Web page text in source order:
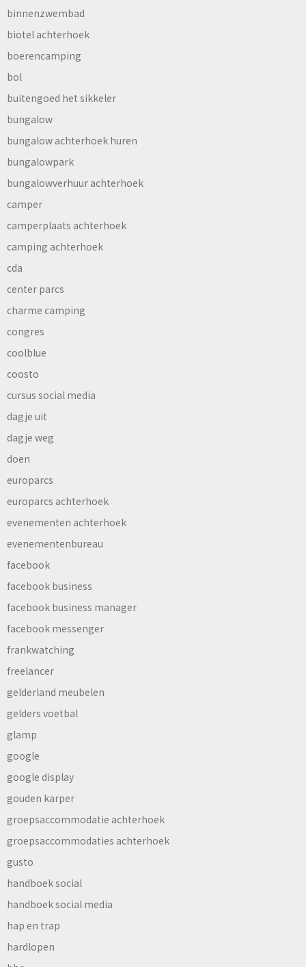
binnenzwembad
biotel achterhoek
boerencamping
bol
buitengoed het sikkeler
bungalow
bungalow achterhoek huren
bungalowpark
bungalowverhuur achterhoek
camper
camperplaats achterhoek
camping achterhoek
cda
center parcs
charme camping
congres
coolblue
coosto
cursus social media
dagje uit
dagje weg
doen
europarcs
europarcs achterhoek
evenementen achterhoek
evenementenbureau
facebook
facebook business
facebook business manager
facebook messenger
frankwatching
freelancer
gelderland meubelen
gelders voetbal
glamp
google
google display
gouden karper
groepsaccommodatie achterhoek
groepsaccommodaties achterhoek
gusto
handboek social
handboek social media
hap en trap
hardlopen